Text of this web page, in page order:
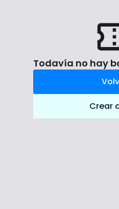
Todavía no hay
Crear